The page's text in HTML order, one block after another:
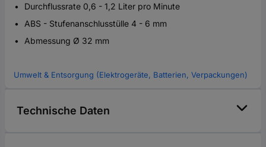
Durchflussrate 0,6 - 1,2 Liter pro Minute
ABS - Stufenanschlusstülle 4 - 6 mm
Abmessung Ø 32 mm
Umwelt & Entsorgung (Elektrogeräte, Batterien, Verpackungen)
Technische Daten